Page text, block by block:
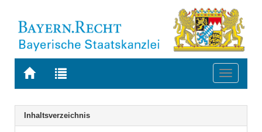
Zur
BAYERN.RECHT
Zur
letzten
Suche
Toggle
Navigation
Inhaltsverzeichnis